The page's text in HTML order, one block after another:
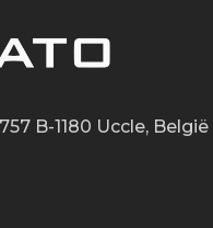
B-1180 Uccle, België